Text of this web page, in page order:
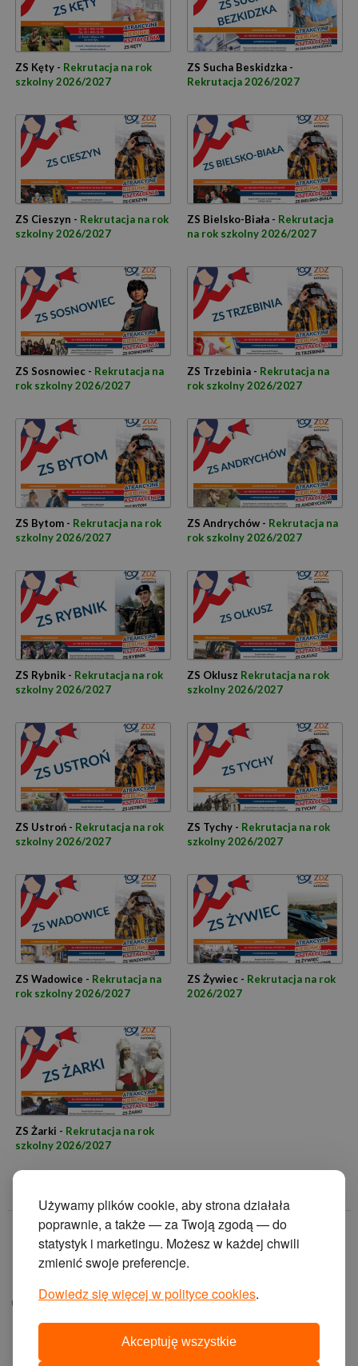
Używamy plików cookie, aby strona działała
poprawnie, a także — za Twoją zgodą — do
statystyk i marketingu. Możesz w każdej chwili
zmienić swoje preferencje.
Dowiedz się więcej w polityce cookies.
Akceptuję wszystkie
ZS Kęty - Rekrutacja na rok
szkolny 2026/2027
ZS Sucha Beskidzka -
Rekrutacja 2026/2027
ZS Cieszyn - Rekrutacja na rok
szkolny 2026/2027
ZS Bielsko-Biała - Rekrutacja
na rok szkolny 2026/2027
ZS Sosnowiec - Rekrutacja na
rok szkolny 2026/2027
ZS Trzebinia - Rekrutacja na
rok szkolny 2026/2027
ZS Bytom - Rekrutacja na rok
szkolny 2026/2027
ZS Andrychów - Rekrutacja na
rok szkolny 2026/2027
ZS Rybnik - Rekrutacja na rok
szkolny 2026/2027
ZS Oklusz Rekrutacja na rok
szkolny 2026/2027
ZS Ustroń - Rekrutacja na rok
szkolny 2026/2027
ZS Tychy - Rekrutacja na rok
szkolny 2026/2027
ZS Wadowice - Rekrutacja na
rok szkolny 2026/2027
ZS Żywiec - Rekrutacja na rok
2026/2027
ZS Żarki - Rekrutacja na rok
szkolny 2026/2027
© 2014 Zakład
Doskonalenia
Zawodowego w
ul. Krasińskiego 2, 40-
projekt i wykonanie: